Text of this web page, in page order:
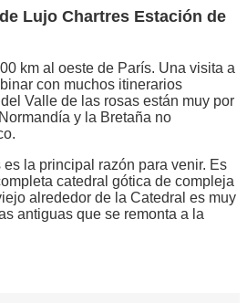
Lujo Chartres Estación de
km al oeste de París. Una visita a
con muchos itinerarios
Valle de las rosas están muy por
y la Bretaña no
es la principal razón para venir. Es
catedral gótica de compleja
alrededor de la Catedral es muy
antiguas que se remonta a la